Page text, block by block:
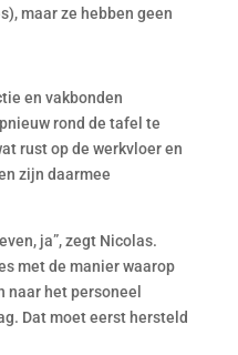
maar ze hebben geen
en vakbonden
rond de tafel te
rust op de werkvloer en
zijn daarmee
ja”, zegt Nicolas.
met de manier waarop
naar het personeel
Dat moet eerst hersteld